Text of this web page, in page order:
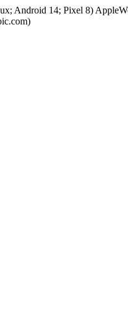
Android 14; Pixel 8)